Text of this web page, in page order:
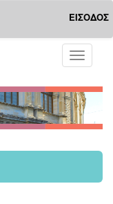
ΕΙΣΟΔΟΣ
Toggle